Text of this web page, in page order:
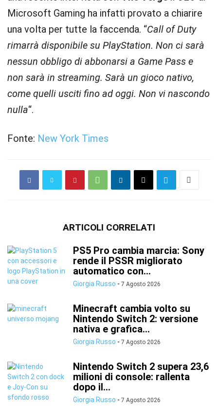
Microsoft Gaming ha infatti provato a chiarire
una volta per tutte la faccenda. “Call of Duty
rimarrà disponibile su PlayStation. Non ci sarà
nessun obbligo di abbonarsi a Game Pass e
non sarà in streaming. Sarà un gioco nativo,
come quelli usciti fino ad oggi. Non vi nascondo
nulla“.
Fonte: New York Times
ARTICOLI CORRELATI
PS5 Pro cambia marcia: Sony
rende il PSSR migliorato
automatico con...
Giorgia Russo - 7 Agosto 2026
Minecraft cambia volto su
Nintendo Switch 2: versione
nativa e grafica...
Giorgia Russo - 7 Agosto 2026
Nintendo Switch 2 supera 23,6
milioni di console: rallenta
dopo il...
Giorgia Russo - 7 Agosto 2026